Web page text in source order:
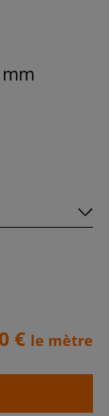
mm
€ le mètre